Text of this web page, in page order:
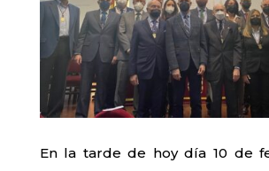
En la tarde de hoy día 10 de